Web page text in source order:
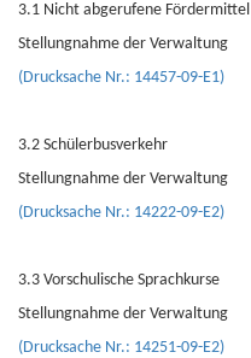
3.1 Nicht abgerufene Fördermittel
Stellungnahme der Verwaltung
(Drucksache Nr.: 14457-09-E1)
3.2 Schülerbusverkehr
Stellungnahme der Verwaltung
(Drucksache Nr.: 14222-09-E2)
3.3 Vorschulische Sprachkurse
Stellungnahme der Verwaltung
(Drucksache Nr.: 14251-09-E2)